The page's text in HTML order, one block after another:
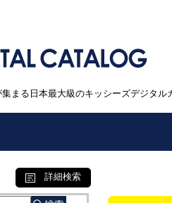
まる日本最大級のキッシーズデジタル
詳細検索